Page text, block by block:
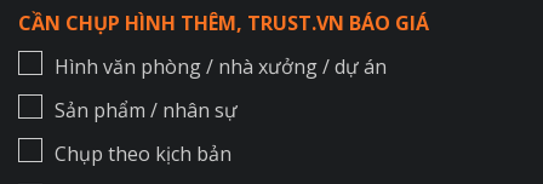
CẦN CHỤP HÌNH THÊM, TRUST.VN BÁO GIÁ
Hình văn phòng / nhà xưởng / dự án
Sản phẩm / nhân sự
Chụp theo kịch bản